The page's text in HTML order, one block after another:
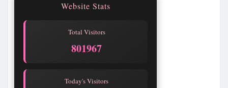
Website Stats
Total Visitors
801970
Today's Visitors